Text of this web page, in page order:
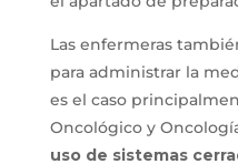
Las enfermeras
para administrar la
es el caso
Oncológico y
uso de sistemas